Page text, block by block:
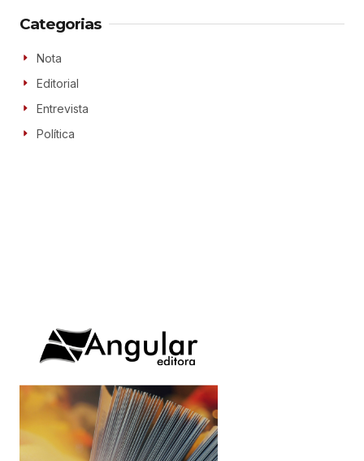
Categorias
Nota
Editorial
Entrevista
Política